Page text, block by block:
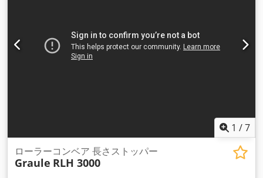
1 /7
ローラーコンベア 長さストッパー
Graule RLH 3000